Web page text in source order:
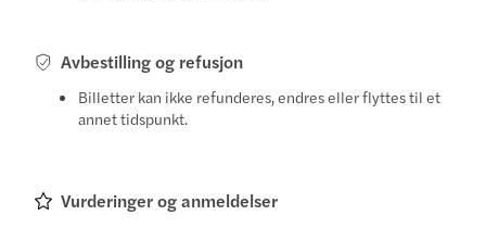
Avbestilling og refusjon
Billetter kan ikke refunderes, endres eller flyttes til et
annet tidspunkt.
Vurderinger og anmeldelser